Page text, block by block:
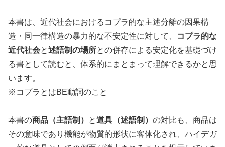
本書は、近代社会におけるコプラ的な主述分離の因果構
造・同一律構造の暴力的な不安定性に対して、
コプラ的な
近代社会と述語制の場所との併存による安定化を基礎づけ
る書として読むと、体系的にまとまって理解できるかと思
います。
※コプラとはBE動詞のこと
本書の商品（主語制） と道具（述語制） の対比も、商品は
その意味であり機能が物質的形状に客体化され、ハイデガ